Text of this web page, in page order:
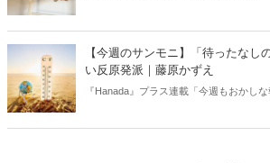
【今週のサンモニ】「待ったなし
い反原発派｜藤原かずえ
『Hanada』プラス連載「今週もおかし